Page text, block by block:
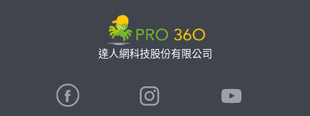
達人網科技股份有限公司
關鍵字搜尋
特約專家
信任與保障